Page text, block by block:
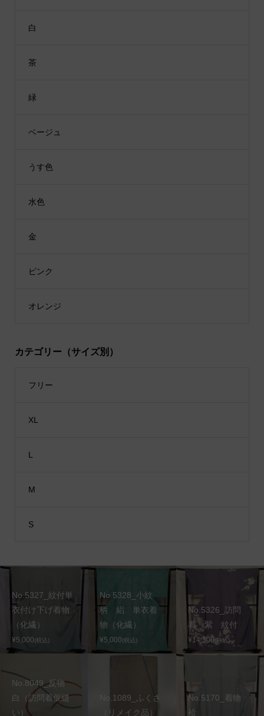
白
茶
緑
ベージュ
うす色
水色
金
ピンク
オレンジ
カテゴリー（サイズ別）
フリー
XL
L
M
S
No.5327_紋付単
衣付け下げ着物
（化繊）
¥5,000(税込)
No.5328_小紋
柄 絽 単衣着
物（化繊）
¥5,000(税込)
No.5326_訪問
着 紫 紋付
¥14,300(税込)
No.8049_反物
白（訪問着仮縫
い）
No.1089_ふくさ
（リメイク品）
No.5170_着物
袷